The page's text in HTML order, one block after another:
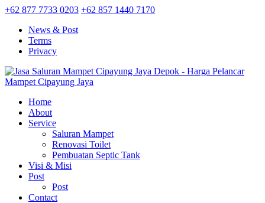
+62 877 7733 0203 +62 857 1440 7170
News & Post
Terms
Privacy
Home
About
Service
Saluran Mampet
Renovasi Toilet
Pembuatan Septic Tank
Visi & Misi
Post
Post
Contact